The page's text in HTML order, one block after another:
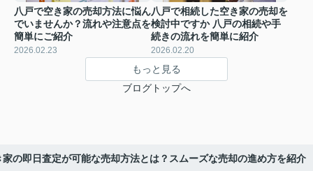
八戸で空き家の売却方法に悩ん
でいませんか？流れや注意点を
簡単にご紹介
2026.02.23
八戸で相続した空き家の売却を
検討中ですか 八戸の相続や手
続きの流れを簡単に紹介
2026.02.20
もっと見る
ブログトップへ
の即日査定が可能な売却方法とは？スムーズな売却の進め方を紹介